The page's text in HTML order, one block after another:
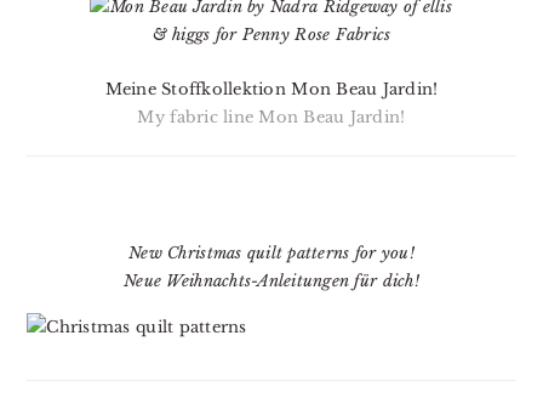
Meine Stoffkollektion Mon Beau Jardin!
My fabric line Mon Beau Jardin!
New Christmas quilt patterns for you!
Neue Weihnachts-Anleitungen für dich!